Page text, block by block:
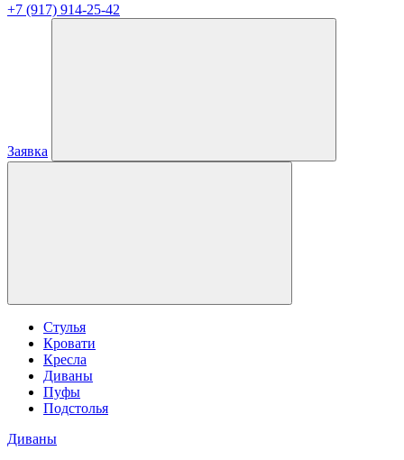
+7 (917) 914-25-42
Заявка
Стулья
Кровати
Кресла
Диваны
Пуфы
Подстолья
Диваны